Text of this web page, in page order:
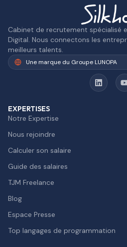
Cabinet de recrutement spécialisé
Digital. Nous connectons les
meilleurs talents.
Une marque du Groupe LUNOPA
EXPERTISES
Notre Expertise
Nous rejoindre
Calculer son salaire
Guide des salaires
TJM Freelance
Blog
Espace Presse
Top langages de programmation